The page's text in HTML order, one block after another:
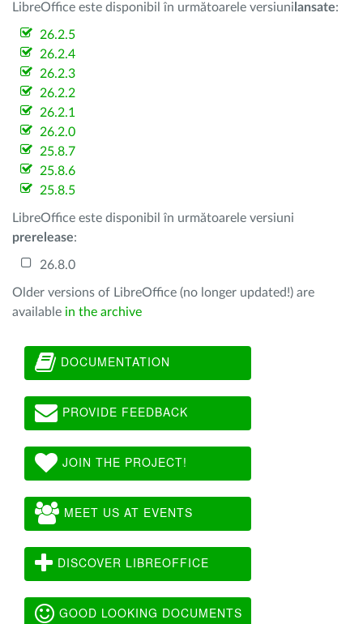
LibreOffice este disponibil în următoarele versiuni lansate:
26.2.5
26.2.4
26.2.3
26.2.2
26.2.1
26.2.0
25.8.7
25.8.6
25.8.5
LibreOffice este disponibil în următoarele versiuni
prerelease:
26.8.0
Older versions of LibreOffice (no longer updated!) are
available in the archive
DOCUMENTATION
PROVIDE FEEDBACK
JOIN THE PROJECT!
MEET US AT EVENTS
DISCOVER LIBREOFFICE
GOOD LOOKING DOCUMENTS